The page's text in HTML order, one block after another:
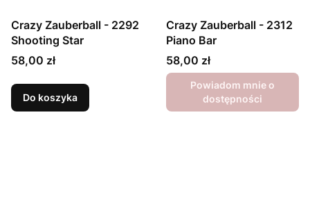
Crazy Zauberball - 2292
Shooting Star
Cena
58,00 zł
Do koszyka
Crazy Zauberball - 2312
Piano Bar
Cena
58,00 zł
Powiadom mnie o
dostępności